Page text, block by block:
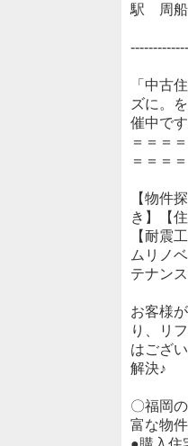
駅 周船
「中古
ズに。
催中で
＝＝＝
＝＝＝＝
【物件
き】【
【耐震
ムリノ
テナン
お客様
り、リ
はござ
解決♪
〇福岡
富な物